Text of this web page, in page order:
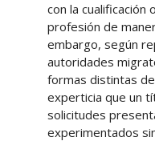
con la
profesión de
embargo, según
autoridades
formas distintas
experticia que un
solicitudes
experimentados